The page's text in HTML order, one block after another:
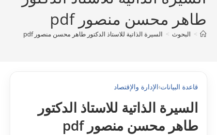
طاهر محسن منصور pdf
> البحوث > السيرة الذاتية للاستاذ الدكتور طاهر محسن منصور pdf
قاعدة البيانات›الإدارة والإقتصاد
السيرة الذاتية للاستاذ الدكتور
طاهر محسن منصور pdf